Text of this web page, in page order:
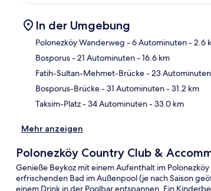
In der Umgebung
Polonezköy Wanderweg - 6 Autominuten- 2.6
Bosporus- 21 Autominuten- 16.6 km
Fatih-Sultan-Mehmet-Brücke- 23 Autominuten
Bosporus-Brücke- 31 Autominuten- 31.2 km
Taksim-Platz- 34 Autominuten- 33.0 km
Mehr anzeigen
Polonezköy Country Club &
Genieße Beykoz mit einem Aufenthalt im
erfrischenden Bad im Außenpool (je nach Saison
einem Drink in der Poolbar entspannen. Ein